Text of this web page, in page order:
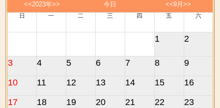
<<2023年>> 今日 <<9月>>
日 一 二 三 四 五 六
1 2
3 4 5 6 7 8
9
10
11 12 13 14 15
16
17
18 19 20 21 22
23